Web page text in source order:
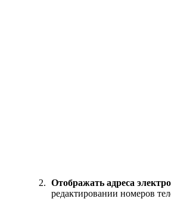
Отображать адреса
редактировании номеров